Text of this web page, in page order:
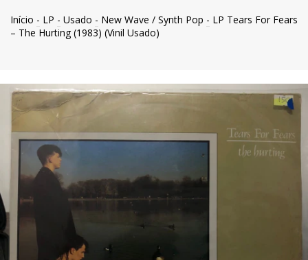
Início - LP - Usado - New Wave / Synth Pop - LP Tears For Fears
– The Hurting (1983) (Vinil Usado)